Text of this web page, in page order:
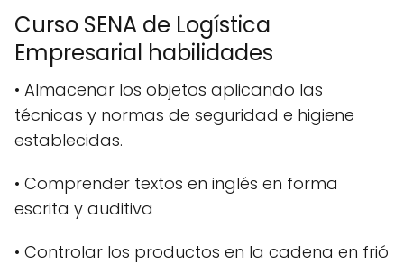
Curso SENA de Logística
Empresarial habilidades
• Almacenar los objetos aplicando las
técnicas y normas de seguridad e higiene
establecidas.
• Comprender textos en inglés en forma
escrita y auditiva
• Controlar los productos en la cadena en frió